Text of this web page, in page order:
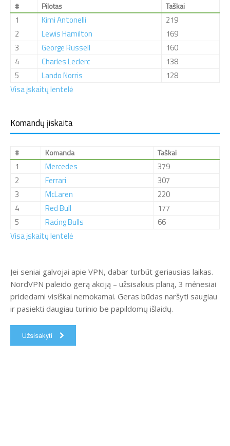
# Pilotas Taškai
1 Kimi Antonelli
219
2
Lewis Hamilton
169
3
George Russell
160
4
Charles Leclerc
138
5
Lando Norris
128
Visa įskaitų lentelė
Komandų įiskaita
# Komanda Taškai
1 Mercedes
379
2
Ferrari
307
3
McLaren
220
4
Red Bull
177
5
Racing Bulls
66
Visa įskaitų lentelė
Jei seniai galvojai apie VPN, dabar turbūt geriausias laikas.
NordVPN paleido gerą akciją – užsisakius planą, 3 mėnesiai
pridedami visiškai nemokamai. Geras būdas naršyti saugiau
ir pasiekti daugiau turinio be papildomų išlaidų.
Užsisakyti